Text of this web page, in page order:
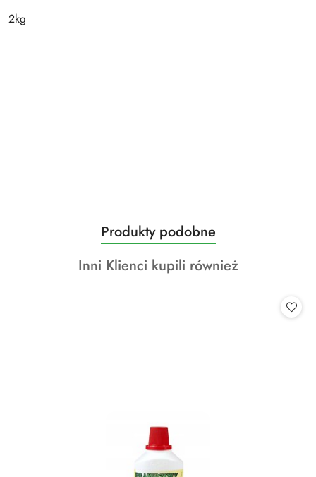
2kg
Pomiń karuzelę produktów
Produkty
o
statusie:
Produkty podobne
Produkty
Inni Klienci kupili również